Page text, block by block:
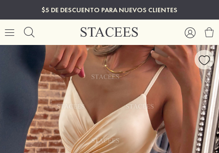
$5 DE DESCUENTO PARA NUEVOS CLIENTES